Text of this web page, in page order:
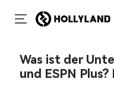
Was ist der
und ESPN